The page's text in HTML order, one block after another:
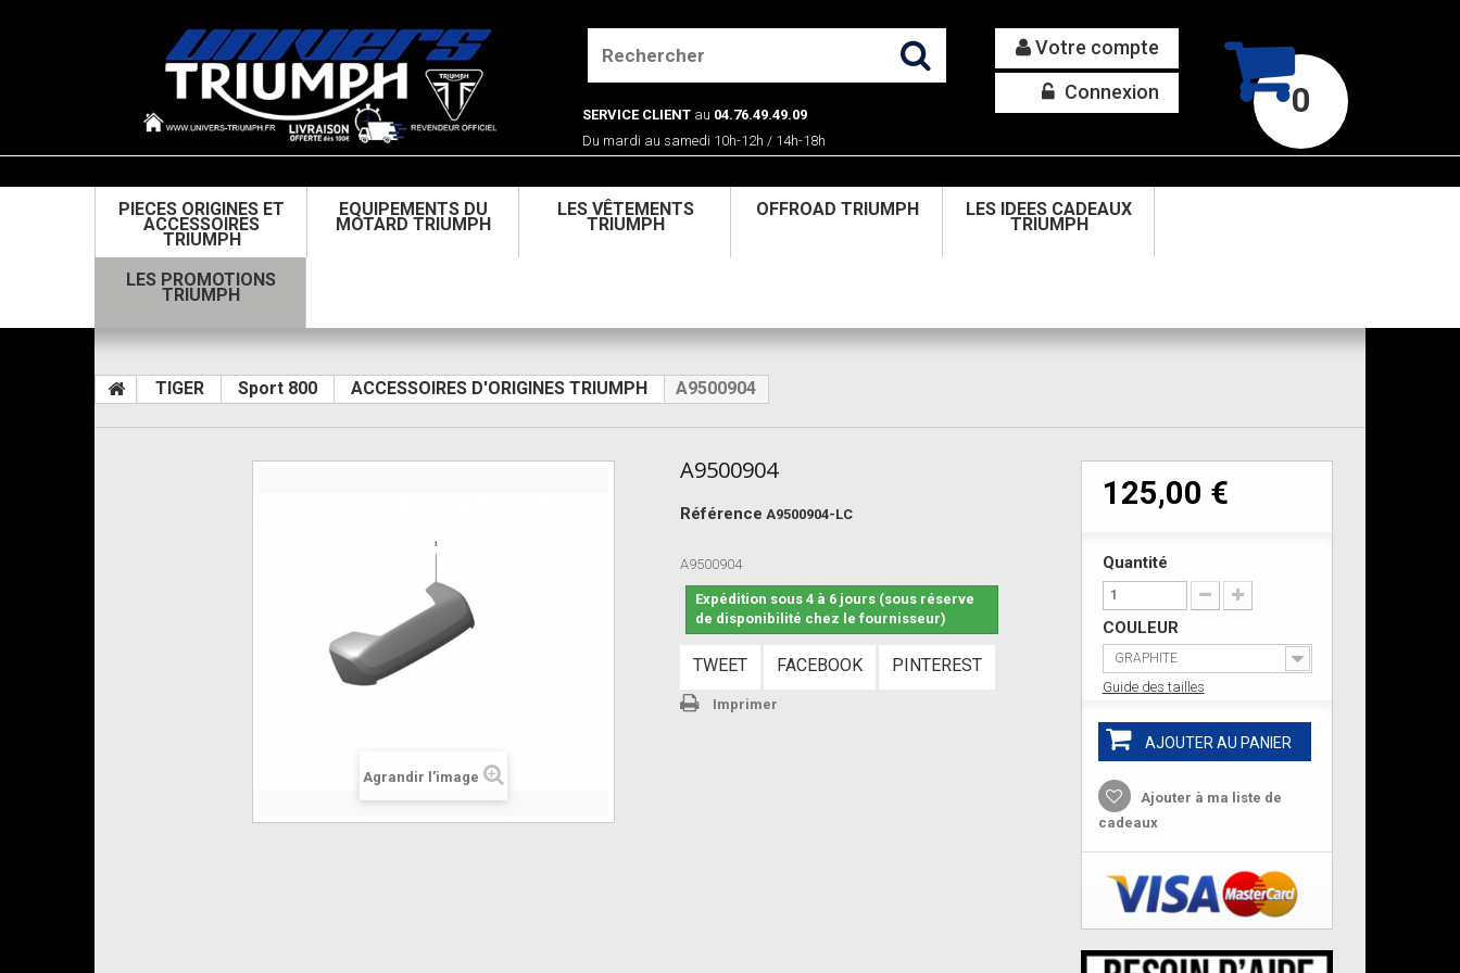
0
Votre compte
Connexion
SERVICE CLIENT au 04.76.49.49.09
Du mardi au samedi 10h-12h / 14h-18h
PIECES ORIGINES ET
ACCESSOIRES
TRIUMPH
EQUIPEMENTS DU
MOTARD TRIUMPH
LES VÊTEMENTS
TRIUMPH
OFFROAD TRIUMPH LES IDEES CADEAUX
TRIUMPH
LES PROMOTIONS
TRIUMPH
TIGER Sport 800 ACCESSOIRES D'ORIGINES TRIUMPH A9500904
Agrandir l'image
A9500904
Référence A9500904-LC
A9500904
Expédition sous 4 à 6 jours (sous réserve
de disponibilité chez le fournisseur)
TWEET FACEBOOK PINTEREST
Imprimer
125,00 €
Quantité
COULEUR
GRAPHITE
Guide des tailles
AJOUTER AU PANIER
Ajouter à ma liste de
cadeaux